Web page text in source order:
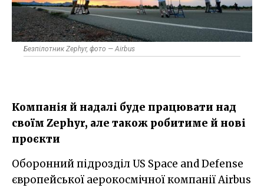
Безпілотник Zephyr, фото — Airbus
Компанія й надалі буде працювати над
своїм Zephyr, але також робитиме й нові
проєкти
Оборонний підрозділ US Space and Defense
європейської аерокосмічної компанії Airbus